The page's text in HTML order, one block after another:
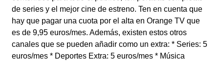
de series y el mejor cine de estreno. Ten en cuenta que
hay que pagar una cuota por el alta en Orange TV que
es de 9,95 euros/mes. Además, existen estos otros
canales que se pueden añadir como un extra: * Series: 5
euros/mes * Deportes Extra: 5 euros/mes * Música